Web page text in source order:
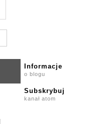
Informacje
o blogu
Subskrybuj
kanał atom